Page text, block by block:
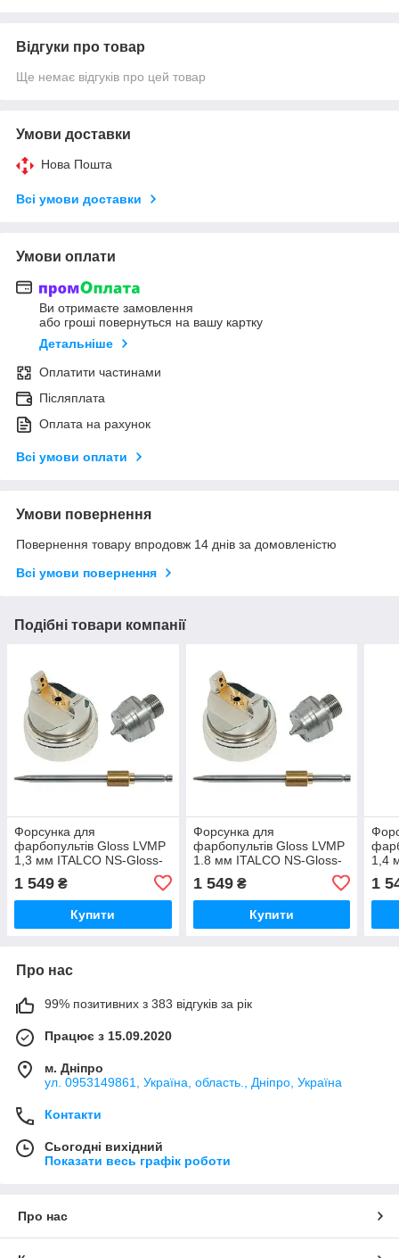
Відгуки про товар
Ще немає відгуків про цей товар
Умови доставки
Нова Пошта
Всі умови доставки
Умови оплати
Ви отримаєте замовлення
або гроші повернуться на вашу картку
Детальніше
Оплатити частинами
Післяплата
Оплата на рахунок
Всі умови оплати
Умови повернення
Повернення товару впродовж 14 днів за домовленістю
Всі умови повернення
Подібні товари компанії
Форсунка для
фарбопультів Gloss LVMP
1,3 мм ITALCO NS-Gloss-
1 549 ₴
Купити
Форсунка для
фарбопультів Gloss LVMP
1.8 мм ITALCO NS-Gloss-
1 549₴
Купити
1,4
1
Про нас
99% позитивних з 383 відгуків за рік
Працює з 15.09.2020
м. Дніпро
ул. 0953149861, Україна, область., Дніпро, Україна
Контакти
Сьогодні вихідний
Показати весь графік роботи
Про нас